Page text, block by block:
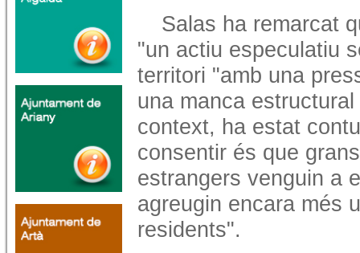
Salas ha remarcat
"un actiu especulatiu
territori "amb una
una manca
context, ha estat
consentir és que
estrangers venguin a
agreugin encara més
residents".